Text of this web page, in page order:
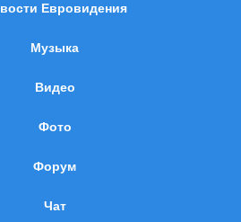
Евровидения
Музыка
Видео
Фото
Форум
Чат